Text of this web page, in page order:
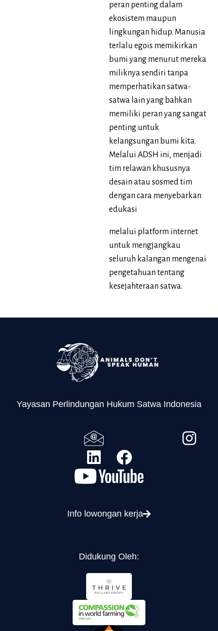
peran penting dalam
ekosistem maupun
lingkungan hidup. Manusia
terlalu egois memikirkan
bumi yang menurut mereka
miliknya sendiri tanpa
memperhatikan satwa-
satwa lain yang bahkan
memiliki peran yang sangat
penting untuk
kelangsungan bumi kita.
Melalui ADSH ini, menjadi
tim relawan khususnya
desain atau sosmed tim
dengan cara menyebarkan
edukasi
melalui platform internet
untuk mengjangkau
seluruh kalangan mengenai
pengetahuan tentang
kesejahteraan satwa.
Yayasan Perlindungan Hukum Satwa Indonesia
Info lowongan kerja
Didukung Oleh: